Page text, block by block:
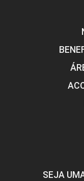
SEJA